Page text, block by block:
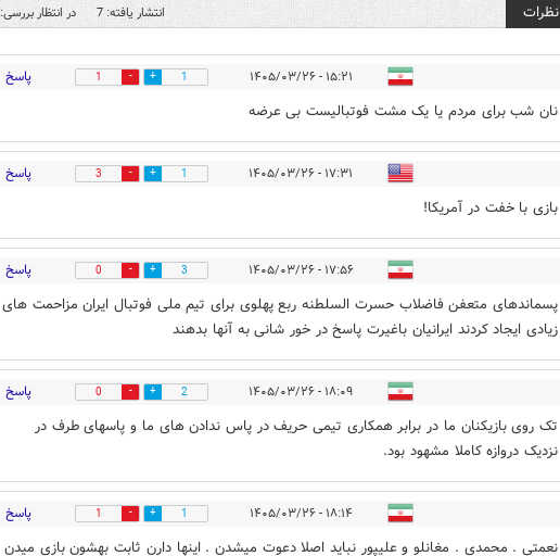
نظرات انتشار یافته: 7 در انتظار بررسی: 0
۱۵:۲۱ - ۱۴۰۵/۰۳/۲۶ 1
1 پاسخ
نان شب برای مردم یا یک مشت فوتبالیست بی عرضه
۱۷:۳۱ - ۱۴۰۵/۰۳/۲۶ 1
3 پاسخ
بازی با خفت در آمریکا!
۱۷:۵۶ - ۱۴۰۵/۰۳/۲۶ 3
0 پاسخ
پسماندهای متعفن فاضلاب حسرت السلطنه ربع پهلوی برای تیم ملی فوتبال ایران مزاحمت های
زیادی ایجاد کردند ایرانیان باغیرت پاسخ در خور شانی به آنها بدهند
۱۸:۰۹ - ۱۴۰۵/۰۳/۲۶ 2
0 پاسخ
تک روی بازیکنان ما در برابر همکاری تیمی حریف در پاس ندادن های ما و پاسهای طرف در
نزدیک دروازه کاملا مشهود بود.
۱۸:۱۴ - ۱۴۰۵/۰۳/۲۶ 1
1 پاسخ
نعمتی . محمدی . مغانلو و علیپور نباید اصلا دعوت میشدن . اینها دارن ثابت بهشون بازی میدن